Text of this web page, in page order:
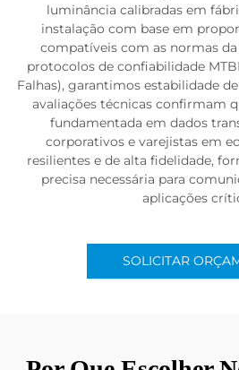
luminância calibradas em
instalação com base em
compatíveis com as normas
protocolos de confiabilidade
Falhas), garantimos estabilidade
avaliações técnicas confirmam
fundamentada em dados
corporativos e varejistas em
resilientes e de alta fidelidade,
precisa necessária para
aplicações
SOLICITAR